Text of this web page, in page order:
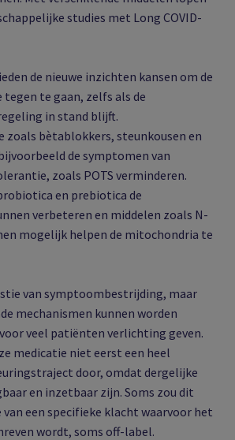
studies met Long COVID-
de nieuwe inzichten kansen om de
te gaan, zelfs als de
in stand blijft.
zoals bètablokkers, steunkousen en
de symptomen van
zoals POTS verminderen.
en prebiotica de
verbeteren en middelen zoals N-
mogelijk helpen de mitochondria te
van symptoombestrijding, maar
mechanismen kunnen worden
veel patiënten verlichting geven.
medicatie niet eerst een heel
door, omdat dergelijke
en inzetbaar zijn. Soms zou dit
een specifieke klacht waarvoor het
wordt, soms off-label.